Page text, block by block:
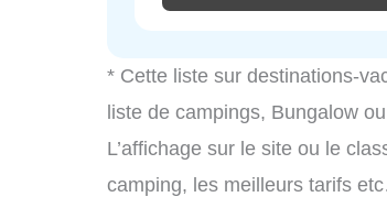
* Cette liste sur destinations-
liste de campings, Bungalow
L’affichage sur le site ou le
camping, les meilleurs tarifs